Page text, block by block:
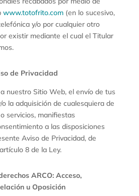
www.totofrito.com (en lo sucesivo,
y/o por cualquier otro
existir mediante el cual el Titular
de Privacidad
nuestro Sitio Web, el envío de tus
la adquisición de cualesquiera de
servicios, manifiestas
a las disposiciones
Aviso de Privacidad, de
8 de la Ley.
ARCO: Acceso,
u Oposición